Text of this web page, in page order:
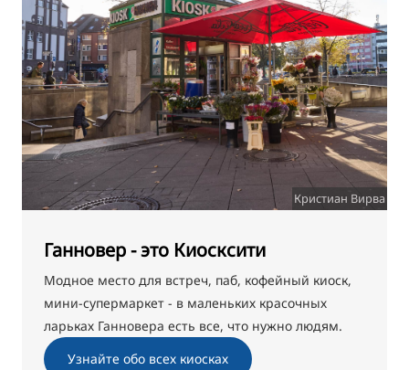
Кристиан Вирва
Ганновер - это Киосксити
Модное место для встреч, паб, кофейный киоск,
мини-супермаркет - в маленьких красочных
ларьках Ганновера есть все, что нужно людям.
Узнайте обо всех киосках